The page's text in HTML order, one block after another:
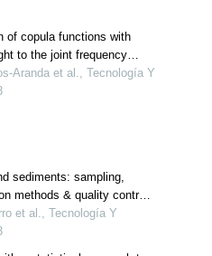
of copula functions with
to the joint frequency
Aranda et al., Tecnología Y
sediments: sampling,
methods & quality control-
et al., Tecnología Y